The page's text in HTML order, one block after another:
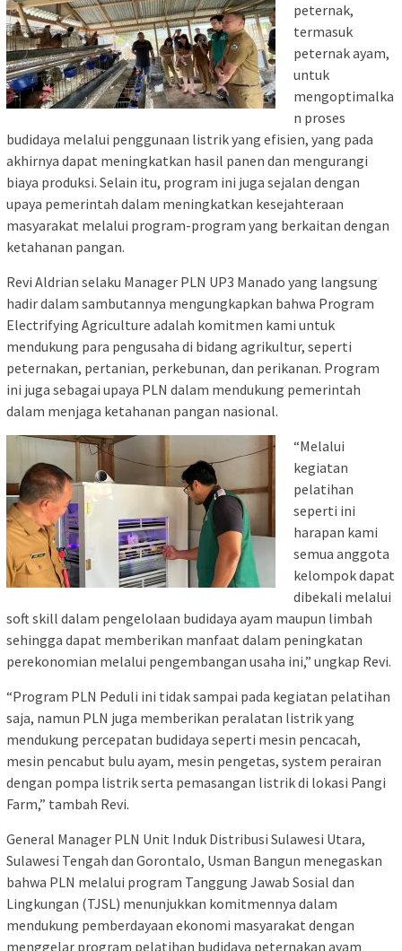
peternak,
termasuk
peternak ayam,
untuk
mengoptimalka
n proses
budidaya melalui penggunaan listrik yang efisien, yang pada
akhirnya dapat meningkatkan hasil panen dan mengurangi
biaya produksi. Selain itu, program ini juga sejalan dengan
upaya pemerintah dalam meningkatkan kesejahteraan
masyarakat melalui program-program yang berkaitan dengan
ketahanan pangan.
Revi Aldrian selaku Manager PLN UP3 Manado yang langsung
hadir dalam sambutannya mengungkapkan bahwa Program
Electrifying Agriculture adalah komitmen kami untuk
mendukung para pengusaha di bidang agrikultur, seperti
peternakan, pertanian, perkebunan, dan perikanan. Program
ini juga sebagai upaya PLN dalam mendukung pemerintah
dalam menjaga ketahanan pangan nasional.
“Melalui
kegiatan
pelatihan
seperti ini
harapan kami
semua anggota
kelompok dapat
dibekali melalui
soft skill dalam pengelolaan budidaya ayam maupun limbah
sehingga dapat memberikan manfaat dalam peningkatan
perekonomian melalui pengembangan usaha ini,” ungkap Revi.
“Program PLN Peduli ini tidak sampai pada kegiatan pelatihan
saja, namun PLN juga memberikan peralatan listrik yang
mendukung percepatan budidaya seperti mesin pencacah,
mesin pencabut bulu ayam, mesin pengetas, system perairan
dengan pompa listrik serta pemasangan listrik di lokasi Pangi
Farm,” tambah Revi.
General Manager PLN Unit Induk Distribusi Sulawesi Utara,
Sulawesi Tengah dan Gorontalo, Usman Bangun menegaskan
bahwa PLN melalui program Tanggung Jawab Sosial dan
Lingkungan (TJSL) menunjukkan komitmennya dalam
mendukung pemberdayaan ekonomi masyarakat dengan
menggelar program pelatihan budidaya peternakan ayam